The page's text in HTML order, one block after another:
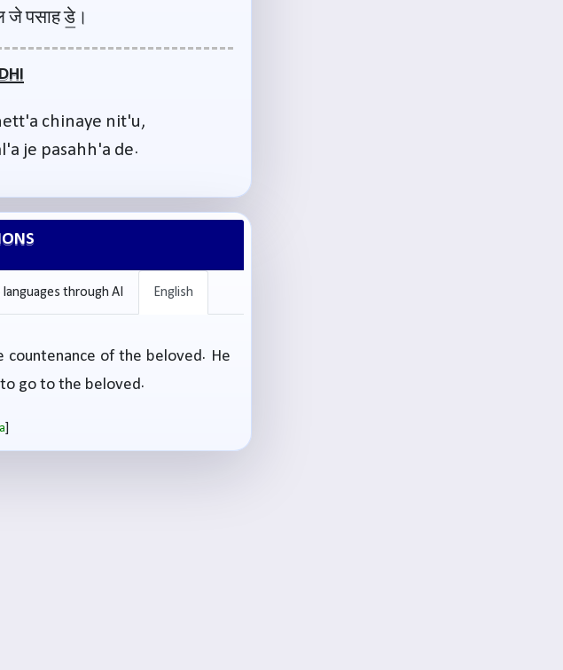
जे पसाह डे॒।
chinaye nit'u,
je pasahh'a de.
English
through AI
countenance of the beloved. He
go to the beloved.